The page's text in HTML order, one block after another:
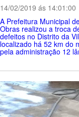
14/02/2019 ás 14:01:00
A Prefeitura Municipal
Obras realizou a troca
defeitos no Distrito da
localizado há 52 km do
pela administração 12